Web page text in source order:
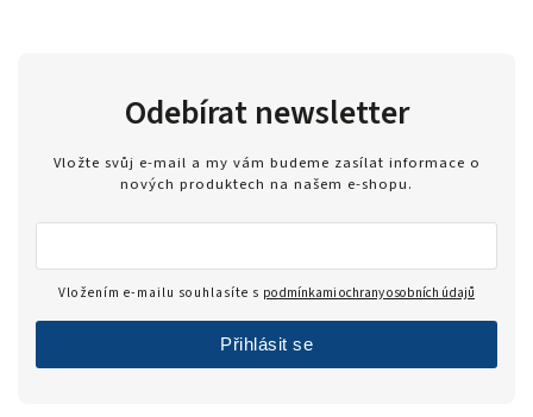
Odebírat newsletter
Vložte svůj e-mail a my vám budeme zasílat informace o
nových produktech na našem e-shopu.
Vložením e-mailu souhlasíte s podmínkami ochrany osobních údajů
Přihlásit se